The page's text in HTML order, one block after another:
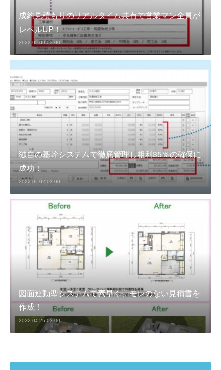
成約見積もりのリアルタイム共有で営業マン全員が
レベルUP！
2022.05.09 03:00
独自の基幹システムで徹底管理し粗利35％の確保に
成功！
2022.05.02 03:00
図面連動型システムで素早く、モレのない見積書を
作成！
2022.04.25 03:00